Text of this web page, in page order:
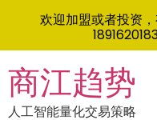
to
content
商江趋势
人工智能量化交易策略
欢迎加盟或者投资